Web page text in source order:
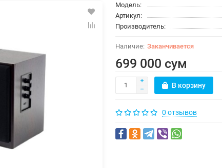
Модель:
Артикул:
Производитель:
Заканчивается
699 000 сум
В корзину
0 отзывов